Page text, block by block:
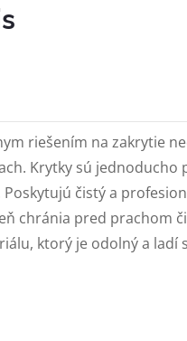
riešením na zakrytie
Krytky sú jednoducho
čistý a
chránia pred prachom
ktorý je odolný a ladí